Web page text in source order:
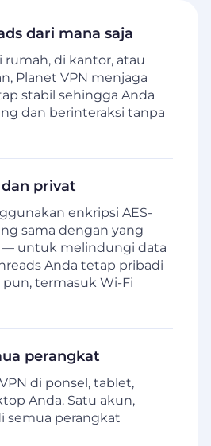
dari mana saja
rumah, di kantor, atau
Planet VPN menjaga
stabil sehingga Anda
dan berinteraksi tanpa
privat
enkripsi AES-
sama dengan yang
untuk melindungi data
Anda tetap pribadi
termasuk Wi-Fi
perangkat
di ponsel, tablet,
Anda. Satu akun,
semua perangkat